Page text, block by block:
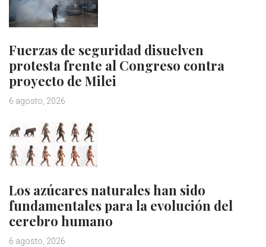
Fuerzas de seguridad disuelven
protesta frente al Congreso contra
proyecto de Milei
6 agosto, 2026
Los azúcares naturales han sido
fundamentales para la evolución del
cerebro humano
6 agosto, 2026